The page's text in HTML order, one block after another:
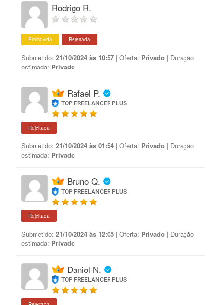
Rodrigo R.
Promovida Rejeitada
Submetido: 21/10/2024 às 10:57 | Oferta: Privado | Duração
estimada: Privado
Rafael P.
TOP FREELANCER PLUS
Rejeitada
Submetido: 21/10/2024 às 01:54 | Oferta: Privado | Duração
estimada: Privado
Bruno Q.
TOP FREELANCER PLUS
Rejeitada
Submetido: 21/10/2024 às 12:05 | Oferta: Privado | Duração
estimada: Privado
Daniel N.
TOP FREELANCER PLUS